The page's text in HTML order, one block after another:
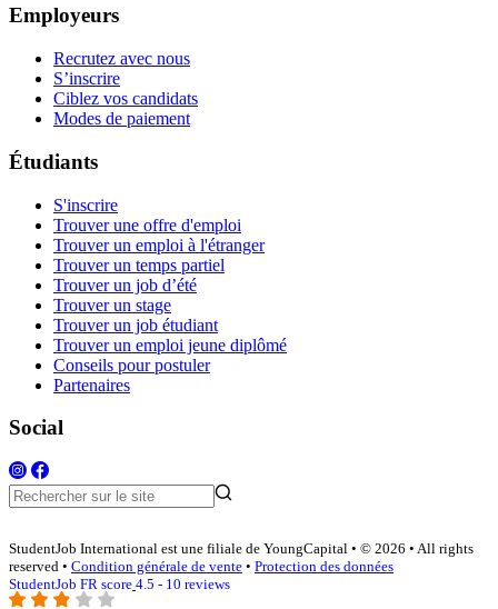
Employeurs
Recrutez avec nous
S’inscrire
Ciblez vos candidats
Modes de paiement
Étudiants
S'inscrire
Trouver une offre d'emploi
Trouver un emploi à l'étranger
Trouver un temps partiel
Trouver un job d’été
Trouver un stage
Trouver un job étudiant
Trouver un emploi jeune diplômé
Conseils pour postuler
Partenaires
Social
StudentJob International est une filiale de YoungCapital • © 2026 • All rights
reserved • Condition générale de vente • Protection des données
StudentJob FR score 4.5 - 10 reviews